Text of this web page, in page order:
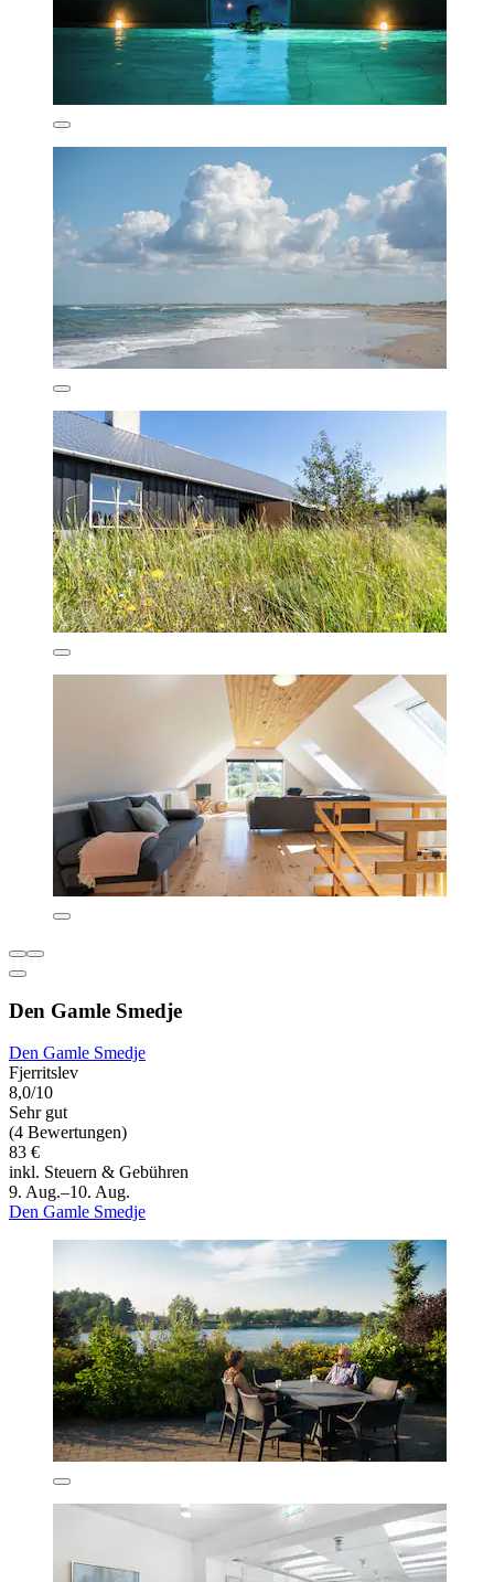
Den Gamle Smedje
Den Gamle Smedje
Fjerritslev
8,0/10
Sehr gut
(4 Bewertungen)
83 €
inkl. Steuern & Gebühren
9. Aug.–10. Aug.
Den Gamle Smedje